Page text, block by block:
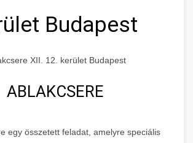
Budapest
XII. 12. kerület Budapest
ABLAKCSERE
egy összetett feladat, amelyre speciális